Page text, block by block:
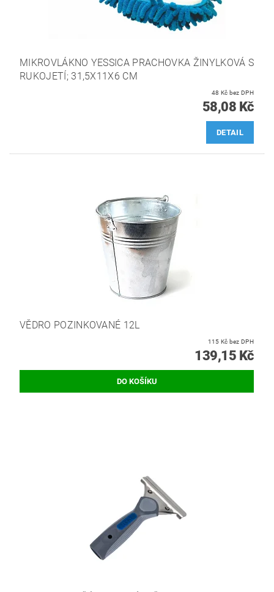
MIKROVLÁKNO YESSICA PRACHOVKA ŽINYLKOVÁ S
RUKOJETÍ; 31,5X11X6 CM
48 Kč bez DPH
58,08 Kč
DETAIL
VĚDRO POZINKOVANÉ 12L
115 Kč bez DPH
139,15 Kč